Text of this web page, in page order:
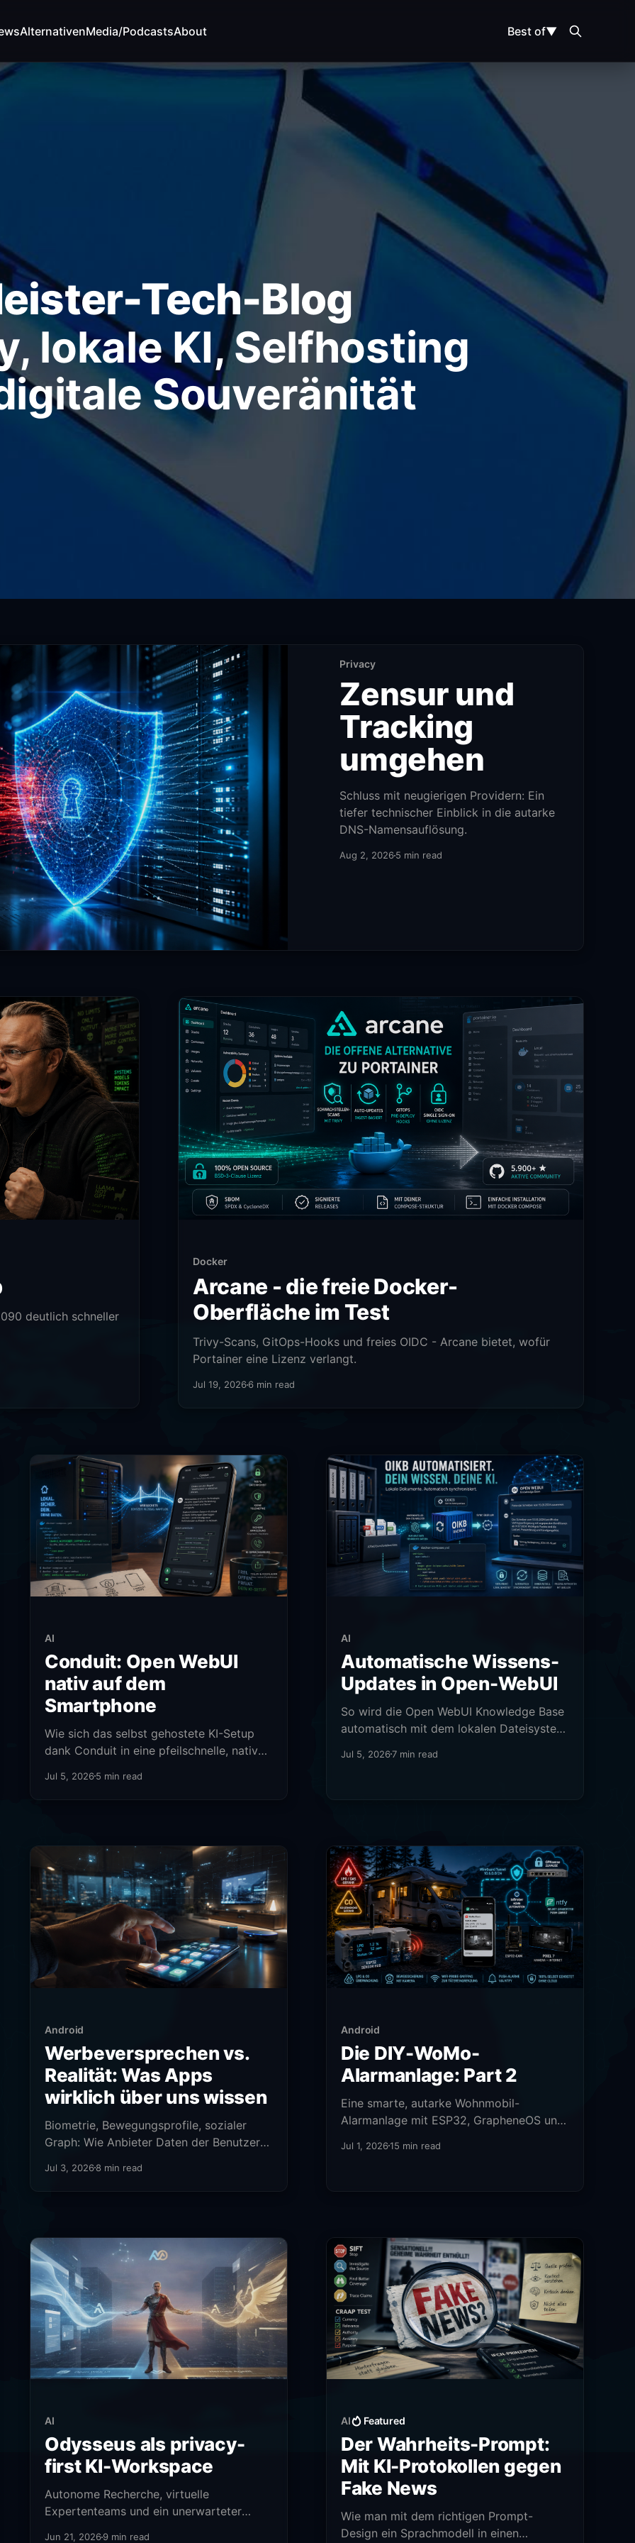
ATTACK-MAP
AlternativenMedia/PodcastsAbout Best of▼
Tech-Blog
lokale KI, Selfhosting
Souveränität
Privacy
Zensur und
Tracking
umgehen
Schluss mit neugierigen Providern: Ein
tiefer technischer Einblick in die autarke
DNS-Namensauflösung.
Aug 2, 20265 min read
deutlich schneller
Docker
Arcane - die freie Docker-
Oberfläche im Test
Trivy-Scans, GitOps-Hooks und freies OIDC - Arcane bietet, wofür
Portainer eine Lizenz verlangt.
Jul 19, 20266 min read
AI
Conduit: Open WebUI
nativ auf dem
Smartphone
Wie sich das selbst gehostete KI-Setup
dank Conduit in eine pfeilschnelle, native
Jul 5, 20265 min read
AI
Automatische Wissens-
Updates in Open-WebUI
So wird die Open WebUI Knowledge Base
automatisch mit dem lokalen Dateisystem
Jul 5, 20267 min read
Android
Werbeversprechen vs.
Realität: Was Apps
wirklich über uns wissen
Biometrie, Bewegungsprofile, sozialer
Graph: Wie Anbieter Daten der Benutzer
Jul 3, 20268 min read
Android
Die DIY-WoMo-
Alarmanlage: Part 2
Eine smarte, autarke Wohnmobil-
Alarmanlage mit ESP32, GrapheneOS und
Jul 1, 202615 min read
AI
Odysseus als privacy-
first KI-Workspace
Autonome Recherche, virtuelle
Expertenteams und ein unerwarteter
Jun 21, 20269 min read
AI Featured
Der Wahrheits-Prompt:
Mit KI-Protokollen gegen
Fake News
Wie man mit dem richtigen Prompt-
Design ein Sprachmodell in einen